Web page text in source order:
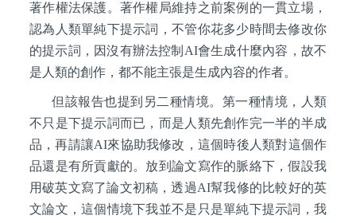
著作權法保護。著作權局維持之前案例的一貫立場，
認為人類單純下提示詞，不管你花多少時間去修改你
的提示詞，因沒有辦法控制AI會生成什麼內容，故不
是人類的創作，都不能主張是生成內容的作者。
但該報告也提到另二種情境。第一種情境，人類
不只是下提示詞而已，而是人類先創作完一半的半成
品，再請讓AI來協助我修改，這個時後人類對這個作
品還是有所貢獻的。放到論文寫作的脈絡下，假設我
用破英文寫了論文初稿，透過AI幫我修的比較好的英
文論文，這個情境下我並不是只是單純下提示詞，我